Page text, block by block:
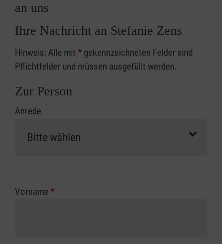
an uns
Ihre Nachricht an Stefanie Zens
Hinweis: Alle mit * gekennzeichneten Felder sind
Pflichtfelder und müssen ausgefüllt werden.
Zur Person
Anrede
Vorname *